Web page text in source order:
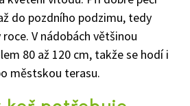
do pozdního podzimu, tedy
V nádobách většinou
80 až 120 cm, takže se hodí i
městskou terasu.